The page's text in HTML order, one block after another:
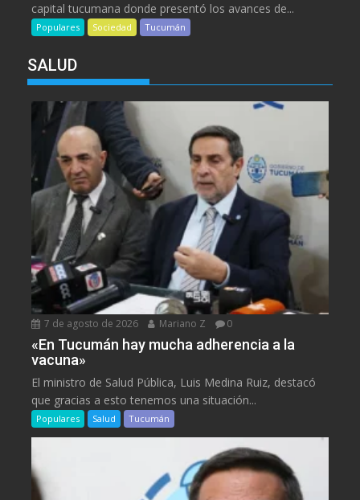
capital tucumana donde presentó los avances de...
Populares Sociedad Tucumán
SALUD
7 de agosto de 2026 Mariano Z 0
«En Tucumán hay mucha adherencia a la
vacuna»
El ministro de Salud Pública, Luis Medina Ruiz, destacó
que gracias a esto tenemos una situación...
Populares Salud Tucumán